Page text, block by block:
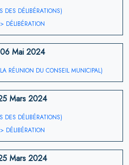
DES DÉLIBÉRATIONS)
> DÉLIBÉRATION
06 Mai 2024
RÉUNION DU CONSEIL MUNICIPAL)
Mars 2024
DES DÉLIBÉRATIONS)
> DÉLIBÉRATION
Mars 2024